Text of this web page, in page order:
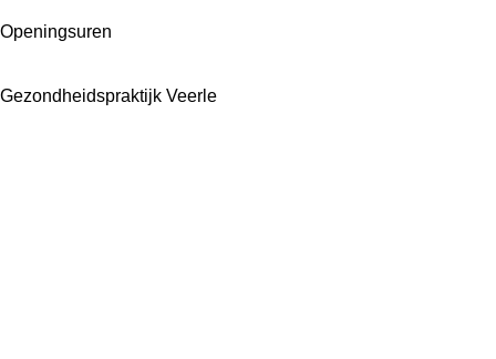
Openingsuren
Gezondheidspraktijk Veerle